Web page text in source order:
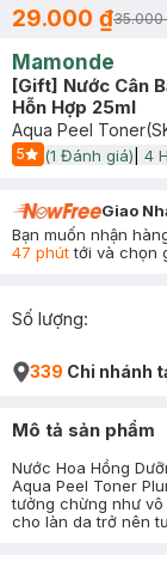
29.000 ₫35.000
Mamonde
[Gift] Nước Cân
Hỗn Hợp 25ml
Aqua Peel Toner
5
Start Icon
(1 Đánh giá) 4
Giao
Bạn muốn nhận
47 phúttới và chọn
Số lượng:
339 Chi nhánh
Mô tả sản phẩm
Nước Hoa Hồng
Aqua Peel Toner
tưởng chừng như
cho làn da trở nên